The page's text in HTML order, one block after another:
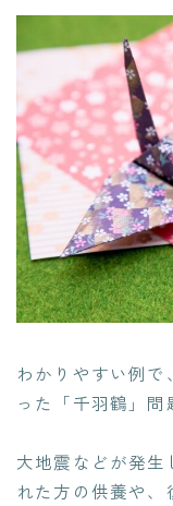
わかりやすい例
った「千羽鶴 」問
大地震などが発
れた方の供養や